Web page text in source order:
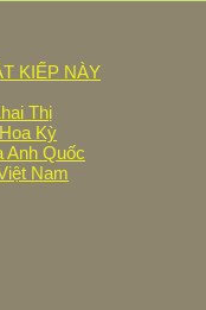
KIẾP NÀY
Thị
Kỳ
Anh Quốc
Nam